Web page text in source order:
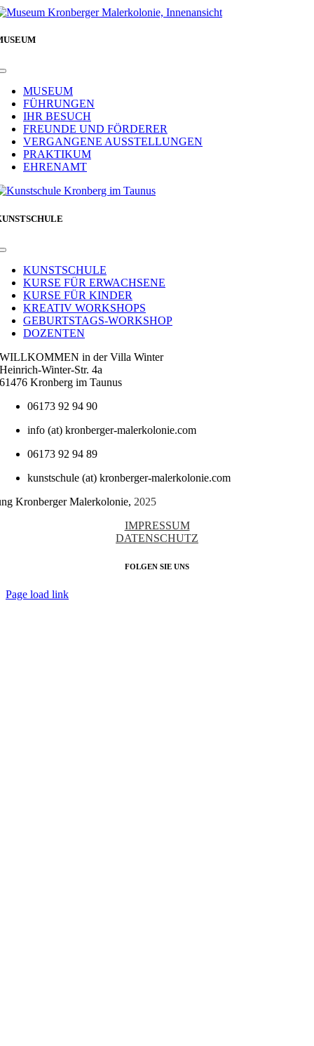
Toggle
NavigationMUSEUM
FÜHRUNGEN
IHR BESUCH
FREUNDE UND FÖRDERER
VERGANGENE AUSSTELLUNGEN
PRAKTIKUM
EHRENAMT
Toggle
NavigationKUNSTSCHULE
KURSE FÜR ERWACHSENE
KURSE FÜR KINDER
KREATIV WORKSHOPS
GEBURTSTAGS-WORKSHOP
DOZENTEN
WILLKOMMEN in der Villa Winter
Heinrich-Winter-Str. 4a
61476 Kronberg im Taunus
06173 92 94 90
info (at) kronberger-malerkolonie.com
06173 92 94 89
kunstschule (at) kronberger-malerkolonie.com
Kronberger Malerkolonie, 2025
IMPRESSUM
DATENSCHUTZ
FOLGEN SIE UNS
Page load link